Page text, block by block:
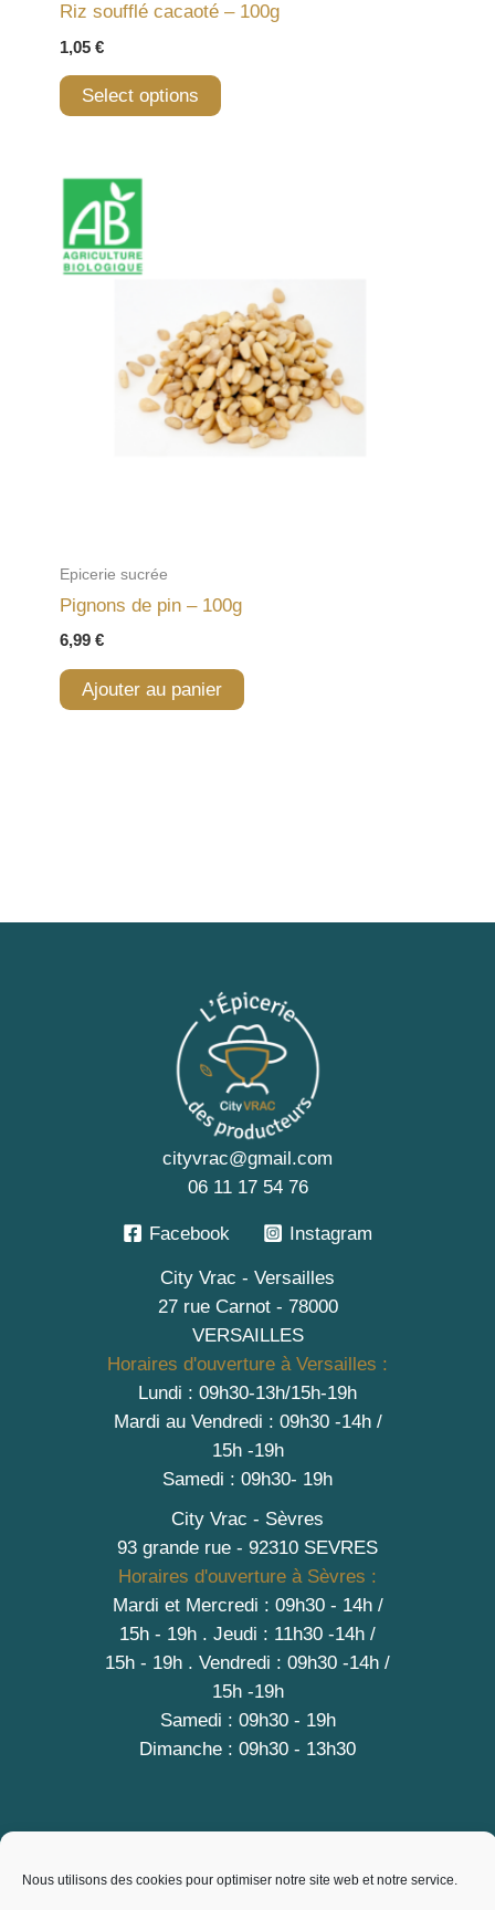
Nous utilisons des cookies pour optimiser notre site web et notre service.
Riz soufflé cacaoté – 100g
1,05 €
Select options
Epicerie sucrée
Pignons de pin – 100g
6,99 €
Ajouter au panier
cityvrac@gmail.com
06 11 17 54 76
Facebook Instagram
City Vrac - Versailles
27 rue Carnot - 78000
VERSAILLES
Horaires d'ouverture à Versailles :
Lundi : 09h30-13h/15h-19h
Mardi au Vendredi : 09h30 -14h /
15h -19h
Samedi : 09h30- 19h
City Vrac - Sèvres
93 grande rue - 92310 SEVRES
Horaires d'ouverture à Sèvres :
Mardi et Mercredi : 09h30 - 14h /
15h - 19h . Jeudi : 11h30 -14h /
15h - 19h . Vendredi : 09h30 -14h /
15h -19h
Samedi : 09h30 - 19h
Dimanche : 09h30 - 13h30
A PROPOS